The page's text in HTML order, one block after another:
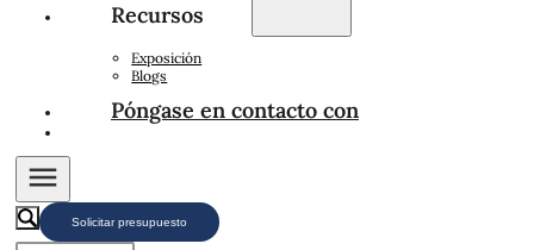
Recursos
Exposición
Blogs
Póngase en contacto con
Solicitar presupuesto